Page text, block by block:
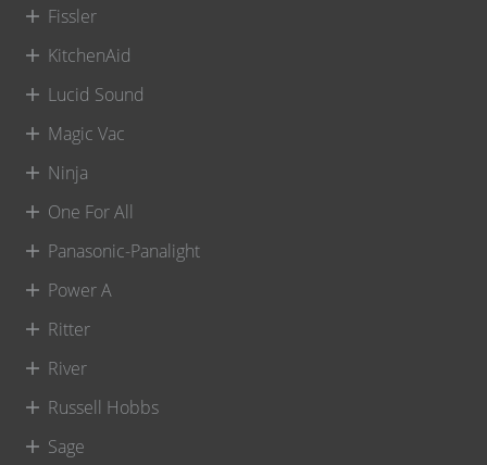
Fissler
KitchenAid
Lucid Sound
Magic Vac
Ninja
One For All
Panasonic-Panalight
Power A
Ritter
River
Russell Hobbs
Sage